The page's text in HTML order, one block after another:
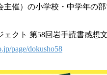
催）の小学校・中学年の
ェクト 第58回岩手読書感想
page/dokusho58